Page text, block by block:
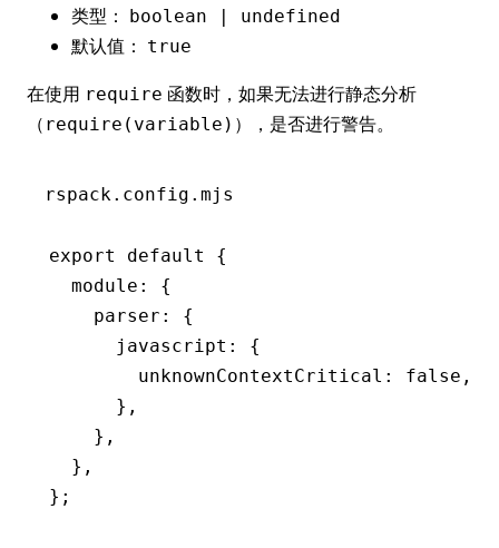
类型： boolean | undefined
默认值： true
在使用 require 函数时，如果无法进行静态分析
（ require(variable) ），是否进行警告。
rspack.config.mjs
export default
{
  module
:
{
    parser
:
{
      javascript
:
{
        unknownContextCritical
: false ,
      }
,
    }
,
  }
,
};